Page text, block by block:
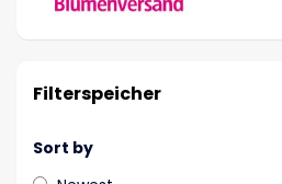
Filterspeicher
Sort by